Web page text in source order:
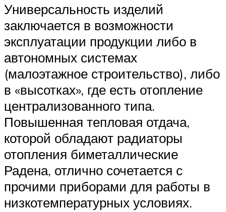
Универсальность изделий
заключается в возможности
эксплуатации продукции либо в
автономных системах
(малоэтажное строительство), либо
в «высотках», где есть отопление
централизованного типа.
Повышенная тепловая отдача,
которой обладают радиаторы
отопления биметаллические
Радена, отлично сочетается с
прочими приборами для работы в
низкотемпературных условиях.